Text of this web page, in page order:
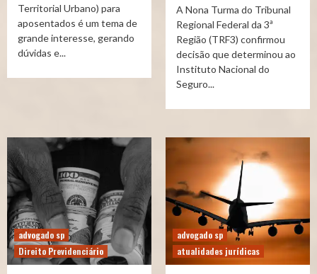
Territorial Urbano) para
aposentados é um tema de
grande interesse, gerando
dúvidas e...
A Nona Turma do Tribunal
Regional Federal da 3ª
Região (TRF3) confirmou
decisão que determinou ao
Instituto Nacional do
Seguro...
advogado sp
Direito Previdenciário
advogado sp
atualidades jurídicas